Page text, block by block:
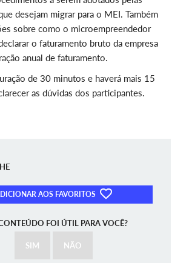
desejam migrar para o MEI. Também
sobre como o microempreendedor
o faturamento bruto da empresa
anual de faturamento.
de 30 minutos e haverá mais 15
as dúvidas dos participantes.
AOS FAVORITOS
FOI ÚTIL PARA VOCÊ?
SIM NÃO